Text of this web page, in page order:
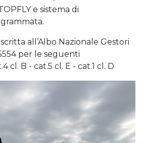
e sistema di
all’Albo Nazionale Gestori
per le seguenti
cl. B - cat.5 cl. E - cat.1 cl. D